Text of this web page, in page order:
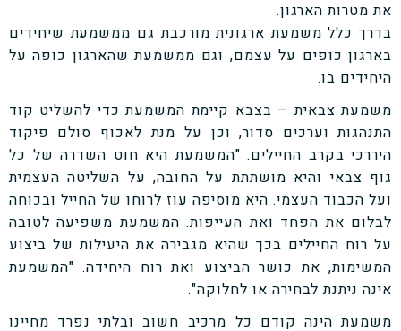
את מטרות הארגון.
בדרך כלל משמעת ארגונית מורכבת גם ממשמעת שיחידים
בארגון כופים על עצמם, וגם ממשמעת שהארגון כופה על
היחידים בו.
משמעת צבאית– בצבא קיימת המשמעת כדי להשליט קוד
התנהגות וערכים סדור, וכן על מנת לאכוף סולם פיקוד
היררכי בקרב החיילים. "המשמעת היא חוט השדרה של כל
גוף צבאי והיא מושתתת על החובה, על השליטה העצמית
ועל הכבוד העצמי. היא מוסיפה עוז לרוחו של החייל ובכוחה
לבלום את הפחד ואת העייפות. המשמעת משפיעה לטובה
על רוח החיילים בכך שהיא מגבירה את היעילות של ביצוע
המשימות, את כושר הביצוע ואת רוח היחידה. "המשמעת
אינה ניתנת לבחירה או לחלוקה".
משמעת הינה קודם כל מרכיב חשוב ובלתי נפרד מחיינו